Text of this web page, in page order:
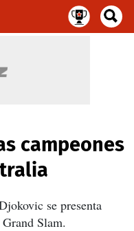
campeones
se presenta
Slam.